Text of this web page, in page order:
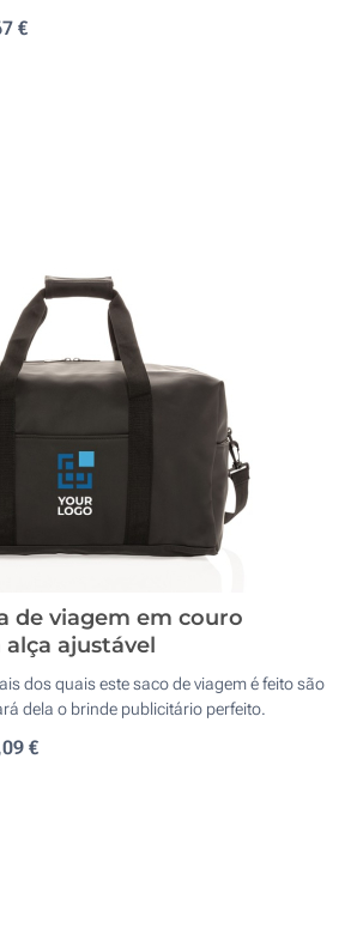
€
de viagem em couro
ajustável
dos quais este saco de viagem é feito são
dela o brinde publicitário perfeito.
€